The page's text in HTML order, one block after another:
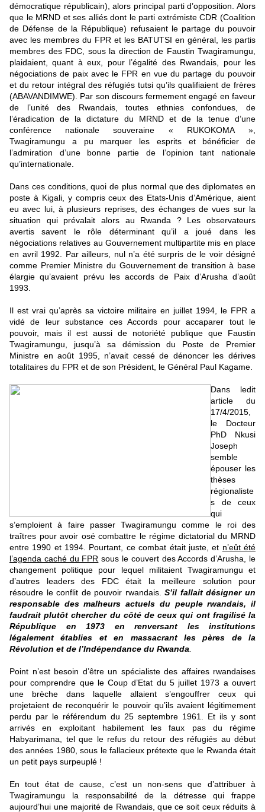
démocratique républicain), alors principal parti d’opposition. Alors
que le MRND et ses alliés dont le parti extrémiste CDR (Coalition
de Défense de la République) refusaient le partage du pouvoir
avec les membres du FPR et les BATUTSI en général, les partis
membres des FDC, sous la direction de Faustin Twagiramungu,
plaidaient, quant à eux, pour l’égalité des Rwandais, pour les
négociations de paix avec le FPR en vue du partage du pouvoir
et du retour intégral des réfugiés tutsi qu’ils qualifiaient de frères
(ABAVANDIMWE). Par son discours fermement engagé en faveur
de l’unité des Rwandais, toutes ethnies confondues, de
l’éradication de la dictature du MRND et de la tenue d’une
conférence nationale souveraine « RUKOKOMA »,
Twagiramungu a pu marquer les esprits et bénéficier de
l’admiration d’une bonne partie de l’opinion tant nationale
qu’internationale.
Dans ces conditions, quoi de plus normal que des diplomates en
poste à Kigali, y compris ceux des Etats-Unis d’Amérique, aient
eu avec lui, à plusieurs reprises, des échanges de vues sur la
situation qui prévalait alors au Rwanda ? Les observateurs
avertis savent le rôle déterminant qu’il a joué dans les
négociations relatives au Gouvernement multipartite mis en place
en avril 1992. Par ailleurs, nul n’a été surpris de le voir désigné
comme Premier Ministre du Gouvernement de transition à base
élargie qu’avaient prévu les accords de Paix d’Arusha d’août
1993.
Il est vrai qu’après sa victoire militaire en juillet 1994, le FPR a
vidé de leur substance ces Accords pour accaparer tout le
pouvoir, mais il est aussi de notoriété publique que Faustin
Twagiramungu, jusqu’à sa démission du Poste de Premier
Ministre en août 1995, n’avait cessé de dénoncer les dérives
totalitaires du FPR et de son Président, le Général Paul Kagame.
Dans ledit
article du
17/4/2015,
le Docteur
PhD Nkusi
Joseph
semble
épouser les
thèses
régionaliste
s de ceux
qui
s’emploient à faire passer Twagiramungu comme le roi des
traîtres pour avoir osé combattre le régime dictatorial du MRND
entre 1990 et 1994. Pourtant, ce combat était juste, et n’eût été
l’agenda caché du FPR sous le couvert des Accords d’Arusha, le
changement politique pour lequel militaient Twagiramungu et
d’autres leaders des FDC était la meilleure solution pour
résoudre le conflit de pouvoir rwandais.S’il fallait désigner un
responsable des malheurs actuels du peuple rwandais, il
faudrait plutôt chercher du côté de ceux qui ont fragilisé la
République en 1973 en renversant les institutions
légalement établies et en massacrant les pères de la
Révolution et de l’Indépendance du Rwanda
Point n’est besoin d’être un spécialiste des affaires rwandaises
pour comprendre que le Coup d’Etat du 5 juillet 1973 a ouvert
une brèche dans laquelle allaient s’engouffrer ceux qui
projetaient de reconquérir le pouvoir qu’ils avaient légitimement
perdu par le référendum du 25 septembre 1961. Et ils y sont
arrivés en exploitant habilement les faux pas du régime
Habyarimana, tel que le refus du retour des réfugiés au début
des années 1980, sous le fallacieux prétexte que le Rwanda était
un petit pays surpeuplé !
En tout état de cause, c’est un non-sens que d’attribuer à
Twagiramungu la responsabilité de la détresse qui frappe
aujourd’hui une majorité de Rwandais, que ce soit ceux réduits à